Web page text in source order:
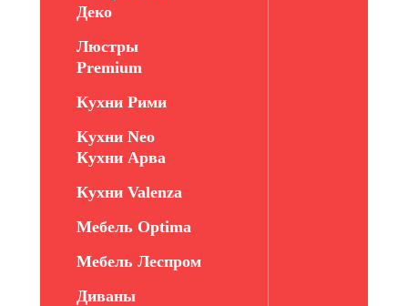
Деко
Люстры
Premium
Кухни Рими
Кухни Neo
Кухни Арва
Кухни Valenza
Мебель Optima
Мебель Леспром
Диваны